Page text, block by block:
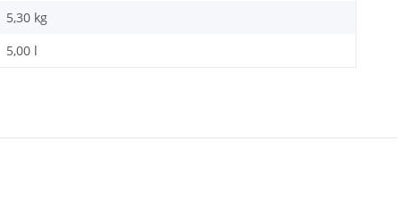
5,30 kg
5,00 l